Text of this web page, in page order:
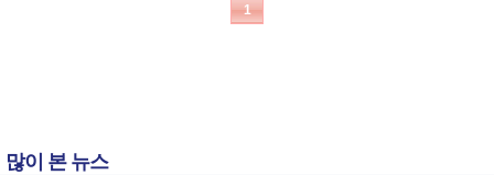
1
많이 본 뉴스